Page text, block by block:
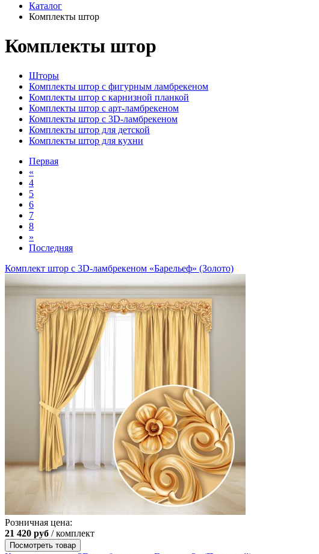
Каталог
Комплекты штор
Комплекты штор
Шторы
Комплекты штор с фигурным ламбрекеном
Комплекты штор с карнизной планкой
Комплекты штор с арт-ламбрекеном
Комплекты штор с 3D-ламбрекеном
Комплекты штор для детской
Комплекты штор для кухни
Первая
«
4
5
6
7
8
»
Последняя
Комплект штор с 3D-ламбрекеном «Барельеф» (Золото)
Розничная цена:
21 420 руб / комплект
Посмотреть товар